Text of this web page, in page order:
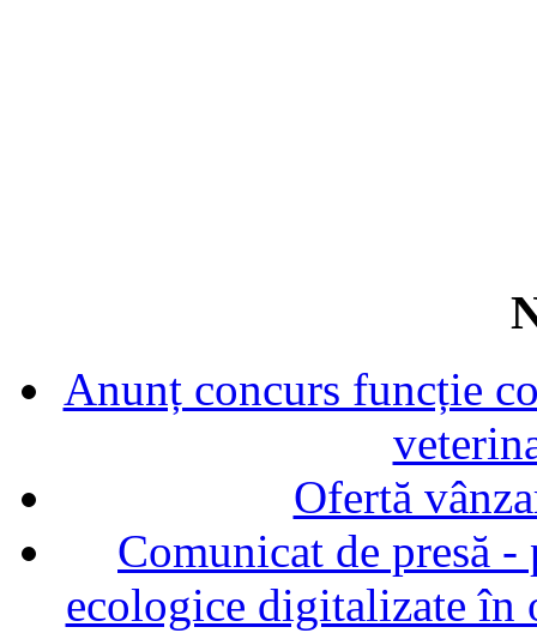
Anunț concurs funcție
Ofertă
Comunicat de presă
ecologice digitalizate în